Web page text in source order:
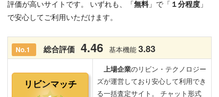
評価が高いサイトです。 いずれも、「 無料」で「 １分程度 」
で安心してご利用いただけます。